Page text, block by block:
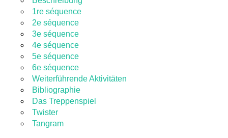
1re séquence
2e séquence
3e séquence
4e séquence
5e séquence
6e séquence
Weiterführende Aktivitäten
Bibliographie
Das Treppenspiel
Twister
Tangram